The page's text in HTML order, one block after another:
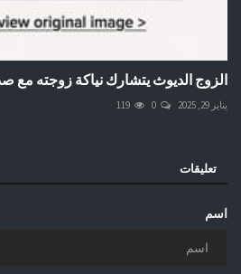
الزوج الديوث يتشارك نياكة زوجته مع
يناير 29, 2025 0
119
تعليقات
اسم